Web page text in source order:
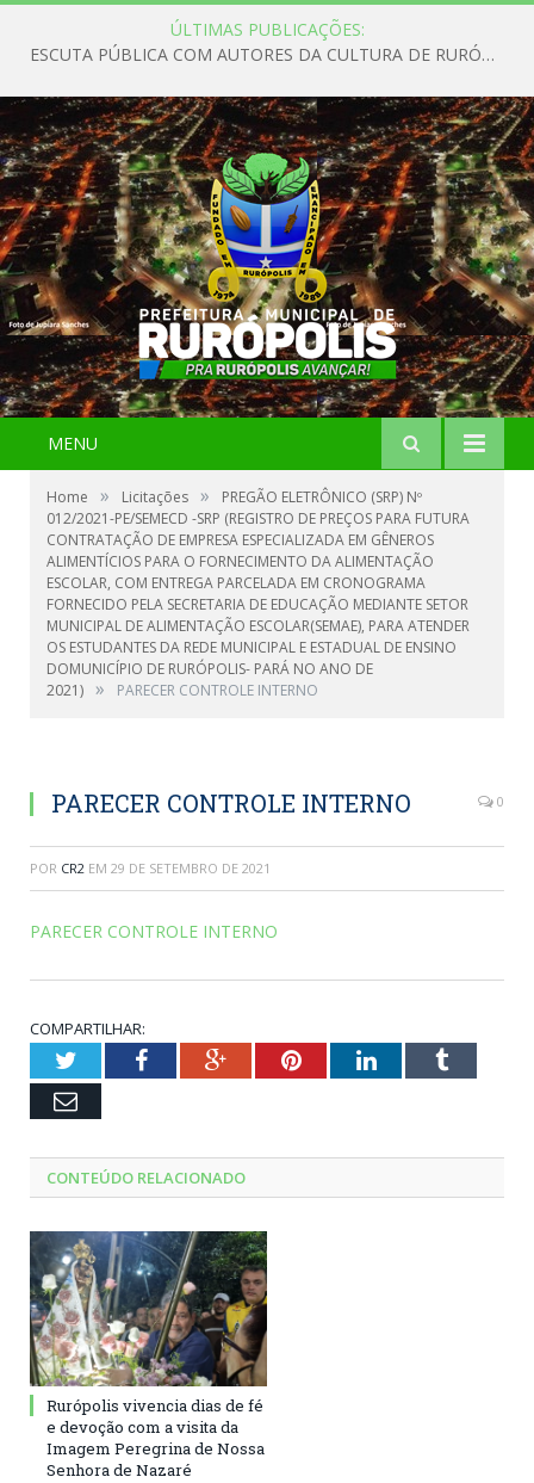
ÚLTIMAS PUBLICAÇÕES:
ESCUTA PÚBLICA COM AUTORES DA CULTURA DE RURÓPOLIS
MENU
Home » Licitações »
PREGÃO ELETRÔNICO (SRP) Nº
012/2021-PE/SEMECD -SRP (REGISTRO DE PREÇOS PARA FUTURA
CONTRATAÇÃO DE EMPRESA ESPECIALIZADA EM GÊNEROS
ALIMENTÍCIOS PARA O FORNECIMENTO DA ALIMENTAÇÃO
ESCOLAR, COM ENTREGA PARCELADA EM CRONOGRAMA
FORNECIDO PELA SECRETARIA DE EDUCAÇÃO MEDIANTE SETOR
MUNICIPAL DE ALIMENTAÇÃO ESCOLAR(SEMAE), PARA ATENDER
OS ESTUDANTES DA REDE MUNICIPAL E ESTADUAL DE ENSINO
DOMUNICÍPIO DE RURÓPOLIS- PARÁ NO ANO DE
2021) » PARECER CONTROLE INTERNO
PARECER CONTROLE INTERNO 0
POR CR2 EM 29 DE SETEMBRO DE 2021
PARECER CONTROLE INTERNO
COMPARTILHAR:
TwitterFacebookGoogle+PinterestLinkedInTumblr
Email
CONTEÚDO RELACIONADO
Rurópolis vivencia dias de fé
e devoção com a visita da
Imagem Peregrina de Nossa
Senhora de Nazaré